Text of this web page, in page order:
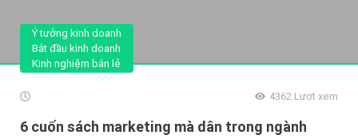
Ý tưởng kinh doanh
Bắt đầu kinh doanh
Kinh nghiệm bán lẻ
4362 Lượt xem
6 cuốn sách marketing mà dân trong ngành